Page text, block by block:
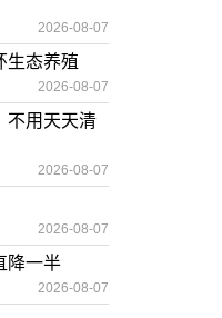
2026-08-07
生态养殖
2026-08-07
不用天天清
2026-08-07
2026-08-07
降一半
2026-08-07